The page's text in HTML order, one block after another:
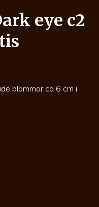
eye c2
blommor ca 6 cm i